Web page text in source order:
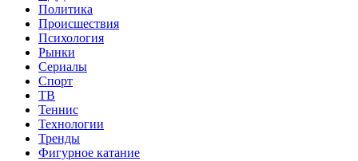
Политика
Происшествия
Психология
Рынки
Сериалы
Спорт
ТВ
Теннис
Технологии
Тренды
Фигурное катание